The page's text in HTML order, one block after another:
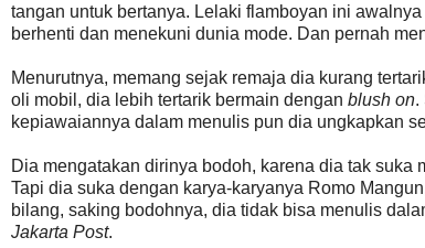
tangan untuk bertanya. Lelaki flamboyan ini
berhenti dan menekuni dunia mode. Dan pernah
Menurutnya, memang sejak remaja dia kurang
oli mobil, dia lebih tertarik bermain dengan blush on.
kepiawaiannya dalam menulis pun dia ungkapkan
Dia mengatakan dirinya bodoh, karena dia tak
Tapi dia suka dengan karya-karyanya Romo
bilang, saking bodohnya, dia tidak bisa menulis
Jakarta Post.